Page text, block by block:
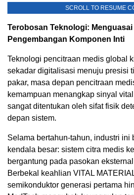
SCROLL TO RESUME
Terobosan Teknologi:
Pengembangan Komponen Inti
Teknologi pencitraan medis global
sekadar digitalisasi menuju presisi
pakar, masa depan pencitraan
kemampuan menangkap sinyal
sangat ditentukan oleh sifat fisik
depan sistem.
Selama bertahun-tahun, industri ini
kendala besar: sistem citra medis
bergantung pada pasokan
Berbekal keahlian VITAL
semikonduktor generasi pertama